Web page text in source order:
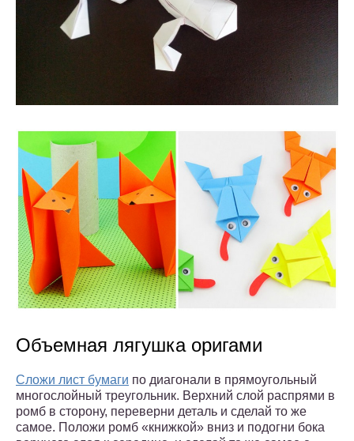
Объемная лягушка оригами
Сложи лист бумаги по диагонали в прямоугольный
многослойный треугольник. Верхний слой распрями в
ромб в сторону, переверни деталь и сделай то же
самое. Положи ромб «книжкой» вниз и подогни бока